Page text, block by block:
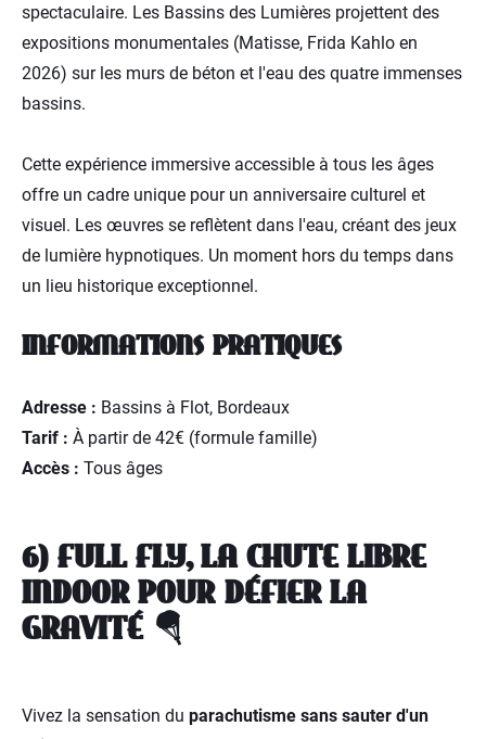
spectaculaire. Les Bassins des Lumières projettent des
expositions monumentales (Matisse, Frida Kahlo en
2026) sur les murs de béton et l'eau des quatre immenses
bassins.
Cette expérience immersive accessible à tous les âges
offre un cadre unique pour un anniversaire culturel et
visuel. Les œuvres se reflètent dans l'eau, créant des jeux
de lumière hypnotiques. Un moment hors du temps dans
un lieu historique exceptionnel.
INFORMATIONS PRATIQUES
Adresse : Bassins à Flot, Bordeaux
Tarif : À partir de 42€ (formule famille)
Accès : Tous âges
6) FULL FLY, LA CHUTE LIBRE
INDOOR POUR DÉFIER LA
GRAVITÉ 🪂
Vivez la sensation du parachutisme sans sauter d'un